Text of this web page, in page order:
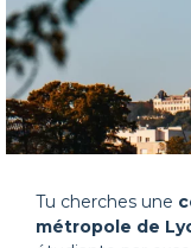
Tu cherches une
métropole de